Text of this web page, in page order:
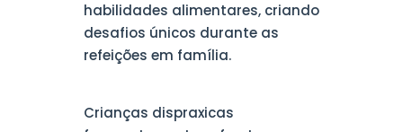
habilidades alimentares, criando
desafios únicos durante as
refeições em família.
Crianças dispraxicas